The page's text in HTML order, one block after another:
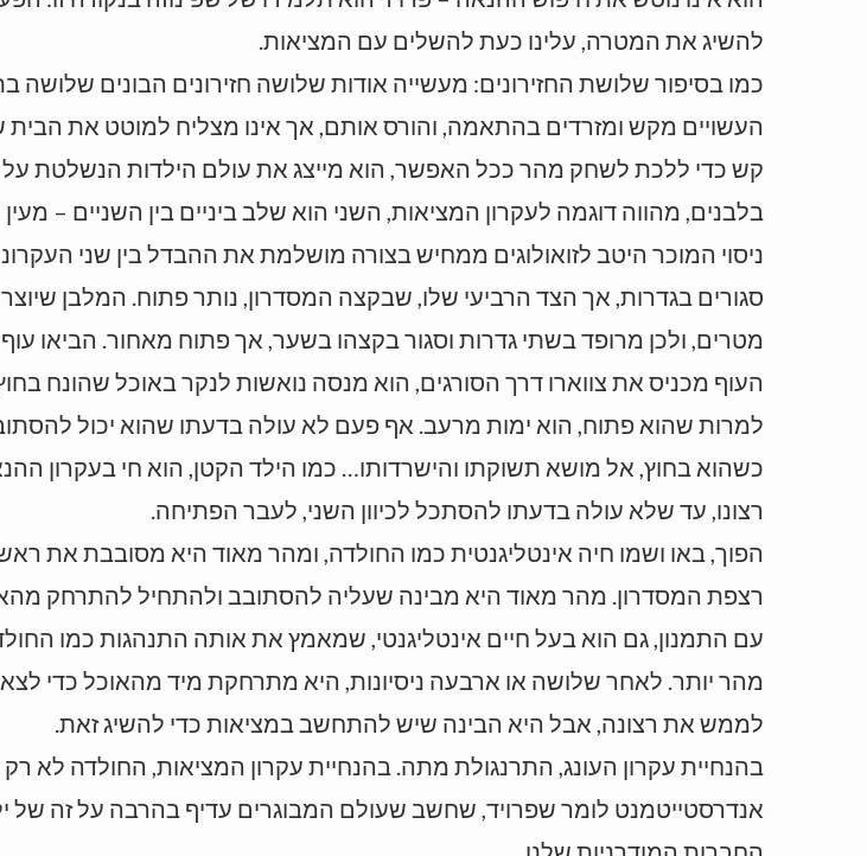
להשיג את המטרה, עלינו כעת להשלים עם המציאות.
כמו בסיפור שלושת החזירונים: מעשייה אודות שלושה חזירונים הבונים
העשויים מקש ומזרדים בהתאמה, והורס אותם, אך אינו מצליח למוטט את
קש כדי ללכת לשחק מהר ככל האפשר, הוא מייצג את עולם הילדות הנשלטת על
בלבנים, מהווה דוגמה לעקרון המציאות, השני הוא שלב ביניים בין השניים –
ניסוי המוכר היטב לזואולוגים ממחיש בצורה מושלמת את ההבדל בין שני
סגורים בגדרות, אך הצד הרביעי שלו, שבקצה המסדרון, נותר פתוח. המלבן
מטרים, ולכן מרופד בשתי גדרות וסגור בקצהו בשער, אך פתוח מאחור. הביאו
העוף מכניס את צווארו דרך הסורגים, הוא מנסה נואשות לנקר באוכל שהונח
למרות שהוא פתוח, הוא ימות מרעב. אף פעם לא עולה בדעתו שהוא יכול
כשהוא בחוץ, אל מושא תשוקתו והישרדותו… כמו הילד הקטן, הוא חי בעקרון
רצונו, עד שלא עולה בדעתו להסתכל לכיוון השני, לעבר הפתיחה.
הפוך, באו ושמו חיה אינטליגנטית כמו החולדה, ומהר מאוד היא מסובבת
רצפת המסדרון. מהר מאוד היא מבינה שעליה להסתובב ולהתחיל להתרחק
עם התמנון, גם הוא בעל חיים אינטליגנטי, שמאמץ את אותה התנהגות כמו
מהר יותר. לאחר שלושה או ארבעה ניסיונות, היא מתרחקת מיד מהאוכל כדי
לממש את רצונה, אבל היא הבינה שיש להתחשב במציאות כדי להשיג זאת.
בהנחיית עקרון העונג, התרנגולת מתה. בהנחיית עקרון המציאות, החולדה לא
אנדרסטייטמנט לומר שפרויד, שחשב שעולם המבוגרים עדיף בהרבה על זה של